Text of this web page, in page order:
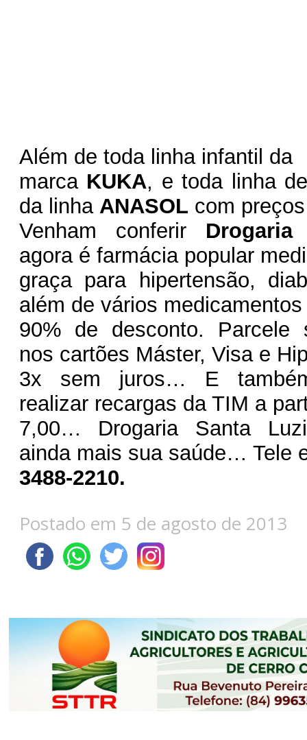
Além de toda linha infantil da
marca KUKA, e toda linha
da linha ANASOL com
Venham conferir
agora é farmácia popular
graça para hipertensão,
além de vários
90% de desconto. Parcele
nos cartões Máster, Visa e
3x sem juros… E
realizar recargas da TIM a
7,00… Drogaria Santa
ainda mais sua saúde… Tele
3488-2210.
Postado em 5 de agosto de 2013